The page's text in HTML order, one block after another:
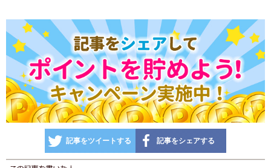
記事をツイートする 記事をシェアする